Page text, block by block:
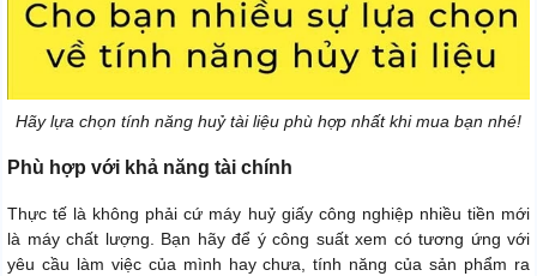
Hãy lựa chọn tính năng huỷ tài liệu phù hợp nhất khi mua bạn nhé!
Phù hợp với khả năng tài chính
Thực tế là không phải cứ máy huỷ giấy công nghiệp nhiều tiền mới
là máy chất lượng. Bạn hãy để ý công suất xem có tương ứng với
yêu cầu làm việc của mình hay chưa, tính năng của sản phẩm ra